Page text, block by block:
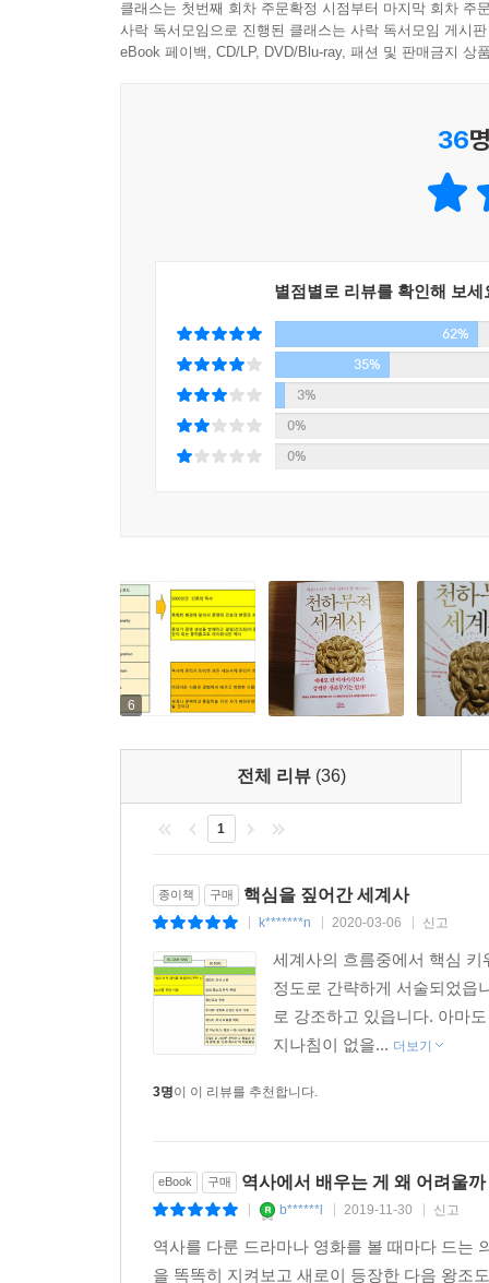
속 식물 뿌리나 씨앗이 봄에 새싹을 틔우고 나무를
라는 절체절명의 위기에 맞닥뜨린 인류는 역경을
것이다. 현실에 순응하기보다는 적극적으로 열악
지구가 건조화해가는 열악한 환경에서 인류는 어
인 요소인 ‘물(강)’을 중심으로 사람들이 한곳에
부를만한 규모로 성장했다. 그 과정에 마을과 마
― 본문 142~144쪽 중에서
로마는 그리스와 반대로 로마 시민권을 이방인에
더욱더 강화되었다. 공중목욕탕 카라칼라 욕장
ninus, 재위 211?17년)는 212년 로마제국의 자유
이면 누구나 로마 시민권을 획득할 수 있게 되었다.
이 있었다.
시민들 사이의 평등을 중시한 그리스는 외부 집단
으로 외부인을 받아들였고 자신과 같은 로마 시민
다.
― 본문 271~272쪽 중에서
지금까지 학교에서 배우는 역사가 재미없게 느
이다. 역사 교과서도 학교 수업도 고대부터 현대
지만 과거에는 어떠했는지, 지금 이렇게 된 계기
지금도 실제 역사는 끊어지지 않고 우리가 사는
다. 마루야마 마사오의 “로마 역사 속에는 인류
― 본문 292쪽 중에서
(Deficiency, 건조화), 대이동(Huge Migration), 유
읽는 독자가 세계사를 매개로 생존무기를 날카롭게
관용·동시대성·결핍·대이동·유일신·개방성·현재성
1. 관용(Tolerance) ― 역사에 기록된 최초의 세
도시국가로 출발한 로마는 당대의 유일 패권국
혹독한 탄압과 강압 통치로 일관하다 대규모
‘패자부활전’을 통해 실수를 만회할 기회를 주고
더 강력해졌다.
길로 나아갔다.
3세기에 한과 로마는 치명적 위기를 겪는다. 한
열여덟 살의 젊은 나이로 즉위한 무렵부터 정치
황건의 난으로 국력이 급격히 쇠퇴하다가 결국 멸
로마제국은 최고의 번영을 이룬 ‘5현제 시대’
일란성 쌍둥이처럼 완전히 똑같지는 않다. 그렇
사실만으로도 매우 흥미롭고 주목할 만한 ‘역사의
기원전 1000년경 당대의 문명 선진 지역인 그
지역에서는 배화교의 창시자 조로아스터가 태어
또 중국은 공자, 노자를 필두로 ‘제자백가(諸子百
발생하는 걸까?
3. 결핍(deficiency, 건조화) ? 저자는 문명 탄생의
기원전 5000년부터 기원전 2000년 무렵 전 지
태동한 지역이다.
진행된 것은 언제부터였을까? 학자들은 기원전
그 이전 사하라는 녹음이 우거져 ‘그린 사하라
찾아다니고 질주하는 광경이 일상적으로 펼쳐
풍토에서 생활하던 사람들의 흔적을 엿볼 수 있
클래스는 첫번째 회차 주문확정 시점부터 마지막 회차 주
사락 독서모임으로 진행된 클래스는 사락 독서모임 게시
eBook 페이백, CD/LP, DVD/Blu-ray, 패션 및 판매금지 상
36
별점별로 리뷰를 확인해 보세
62%
35%
3%
0%
0%
6
전체 리뷰 (36)
1
종이책 구매 핵심을 짚어간 세계사
k*******n 2020-03-06 신고
세계사의 흐름중에서 핵심
정도로 간략하게 서술되었읍
로 강조하고 있읍니다. 아마
지나침이 없을... 더보기
3명이 이 리뷰를 추천합니다.
eBook 구매 역사에서 배우는 게 왜 어려울까
b******l 2019-11-30 신고
역사를 다룬 드라마나 영화를 볼 때마다 드는
을 똑똑히 지켜보고 새로이 등장한 다음 왕조